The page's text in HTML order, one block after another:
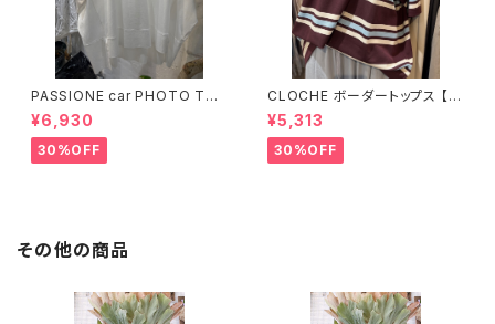
PASSIONE car PHOTO Tシ
ャツ 【626939】
¥6,930
30%OFF
CLOCHE ボーダートップス 【6
12-85776】
¥5,313
30%OFF
その他の商品